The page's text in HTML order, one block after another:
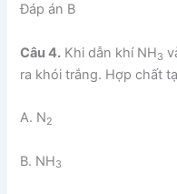
Đáp án B
Câu 4. Khi dẫn khí NH3
ra khói trắng. Hợp chất
A. N2
B. NH3